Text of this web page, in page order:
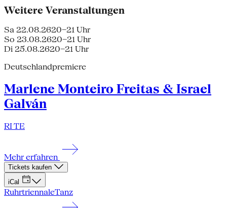
Weitere Veranstaltungen
Sa 22.08.2620–21 Uhr
So 23.08.2620–21 Uhr
Di 25.08.2620–21 Uhr
Deutschlandpremiere
Marlene Monteiro Freitas & Israel
Galván
RI TE
Mehr erfahren
Tickets kaufen
iCal
RuhrtriennaleTanz